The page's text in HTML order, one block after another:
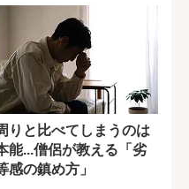
りと比べてしまうのは
能...僧侶が教える「劣
感の鎮め方」